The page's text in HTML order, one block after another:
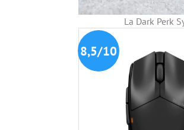
La Dark Perk
8,5/10